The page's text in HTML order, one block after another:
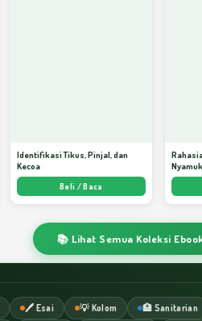
Identifikasi Tikus, Pinjal, dan
Kecoa
Beli / Baca
📚 Lihat Semua Koleksi
🖊️ Esai 💡 Kolom 🏥 Sanitarian